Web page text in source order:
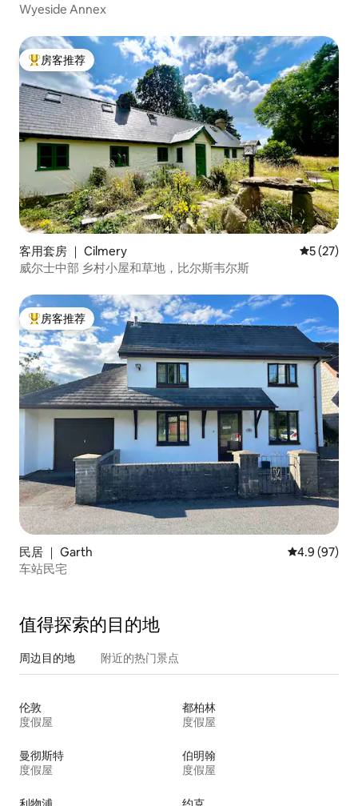
Wyeside Annex
热门「房客推荐」
房客推荐
客用套房 ｜ Cilmery 平均评分
5 (27)
威尔士中部 乡村小屋和草地，比尔斯韦尔斯
热门「房客推荐」
房客推荐
民居 ｜ Garth 平均评分
4.9 (97)
车站民宅
值得探索的目的地
周边目的地 附近的热门景点
伦敦
度假屋
都柏林
度假屋
曼彻斯特
度假屋
伯明翰
度假屋